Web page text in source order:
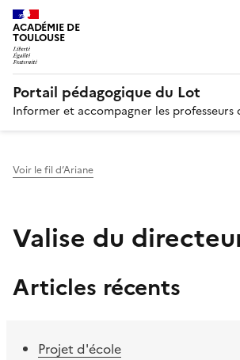
ACADÉMIE DE
TOULOUSE
Portail pédagogique du Lot
Informer et accompagner les professeurs
Voir le fil d’Ariane
Valise du
Articles récents
Projet d'école